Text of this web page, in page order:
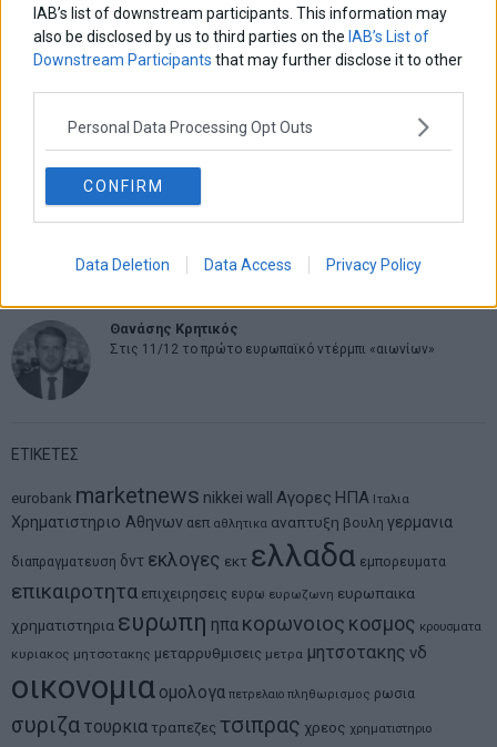
IAB’s list of downstream participants. This information may
also be disclosed by us to third parties on the IAB’s List of
Downstream Participants that may further disclose it to other
Personal Data Processing Opt Outs
CONFIRM
Data Deletion Data Access Privacy Policy
Σταματίνα Σταματάκου
Η βία κατά των ζώων δεν αντέχει βολικές ερμηνείες
Δημήτρης Καμπουράκης
Νικόλαος Φουρτζής
μοντέλο επιχειρηματικότητας
Θανάσης Κρητικός
Στις 11/12 το πρώτο ευρωπαϊκό ντέρμπι «αιωνίων»
ΕΤΙΚΕΤΕΣ
eurobank marketnews nikkei wall Αγορες ΗΠΑ Ιταλια
Χρηματιστηριο Αθηνων αεπ αθλητικα αναπτυξη βουλη γερμανια
διαπραγματευση δντ εκλογες εκτ ελλαδα εμπορευματα
επικαιροτητα επιχειρησεις ευρω ευρωζωνη ευρωπαικα
χρηματιστηρια ευρωπη ηπα κορωνοιος κοσμος κρουσματα
κυριακος μητσοτακης μεταρρυθμισεις μετρα μητσοτακης νδ
οικονομια ομολογα πετρελαιο πληθωρισμος ρωσια
συριζα τουρκια τραπεζες τσιπρας χρεος χρηματιστηριο